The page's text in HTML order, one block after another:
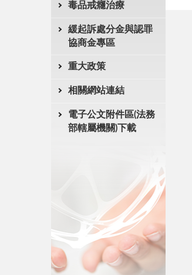
毒品戒癮治療
緩起訴處分金與認罪
協商金專區
重大政策
相關網站連結
電子公文附件區(法務
部轄屬機關)下載